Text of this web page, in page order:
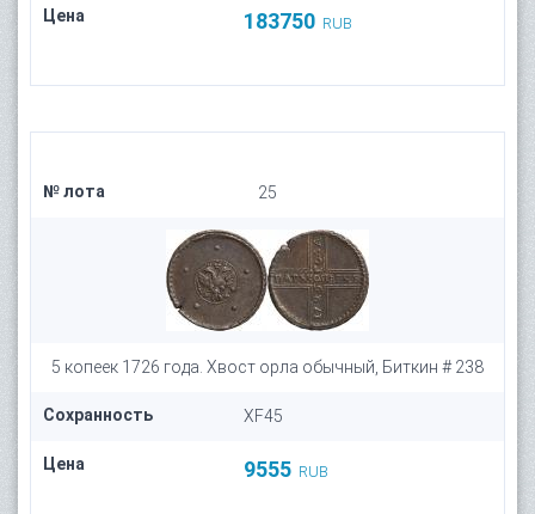
Цена 183750 RUB
№ лота 25
5 копеек 1726 года. Хвост орла обычный, Биткин # 238
Сохранность XF45
Цена 9555 RUB